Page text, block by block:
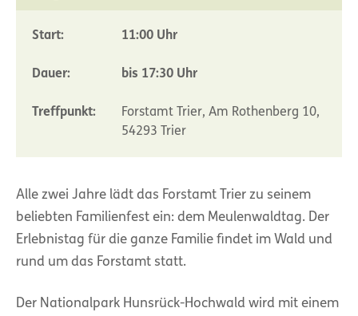
Start: 11:00 Uhr
Dauer: bis 17:30 Uhr
Treffpunkt:
Forstamt Trier, Am Rothenberg 10,
54293 Trier
Alle zwei Jahre lädt das Forstamt Trier zu seinem
beliebten Familienfest ein: dem Meulenwaldtag. Der
Erlebnistag für die ganze Familie findet im Wald und
rund um das Forstamt statt.
Der Nationalpark Hunsrück-Hochwald wird mit einem